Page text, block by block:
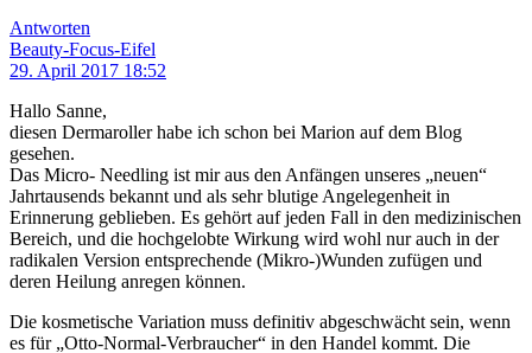
Antworten
Beauty-Focus-Eifel
29. April 2017 18:52
Hallo Sanne,
diesen Dermaroller habe ich schon bei Marion auf dem Blog
gesehen.
Das Micro- Needling ist mir aus den Anfängen unseres „neuen“
Jahrtausends bekannt und als sehr blutige Angelegenheit in
Erinnerung geblieben. Es gehört auf jeden Fall in den medizinischen
Bereich, und die hochgelobte Wirkung wird wohl nur auch in der
radikalen Version entsprechende (Mikro-)Wunden zufügen und
deren Heilung anregen können.
Die kosmetische Variation muss definitiv abgeschwächt sein, wenn
es für „Otto-Normal-Verbraucher“ in den Handel kommt. Die